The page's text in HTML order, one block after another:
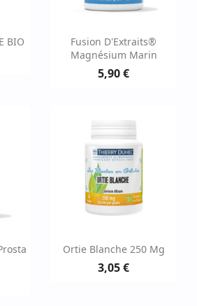
BIO
Fusion D'Extraits®
Magnésium Marin
5,90 €
Ortie Blanche 250 Mg
3,05 €